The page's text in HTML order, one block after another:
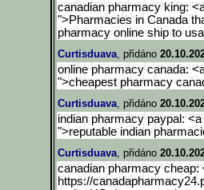
canadian pharmacy king:
">Pharmacies in Canada
pharmacy online ship to usa
Curtisduava, přidáno
online pharmacy canada:
">cheapest pharmacy
Curtisduava, přidáno
indian pharmacy paypal:
">reputable indian
Curtisduava, přidáno
canadian pharmacy cheap:
https://